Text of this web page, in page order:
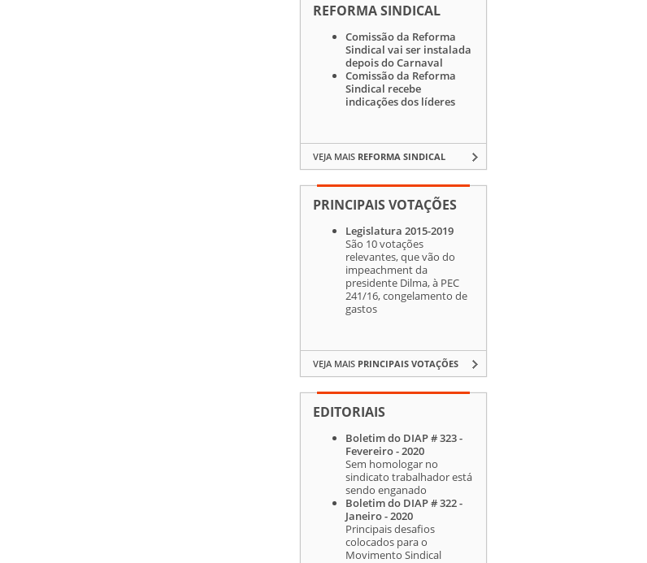
REFORMA SINDICAL
Comissão da Reforma
Sindical vai ser instalada
depois do Carnaval
Comissão da Reforma
Sindical recebe
indicações dos líderes
VEJA MAIS REFORMA SINDICAL
PRINCIPAIS VOTAÇÕES
Legislatura 2015-2019
São 10 votações
relevantes, que vão do
impeachment da
presidente Dilma, à PEC
241/16, congelamento de
gastos
VEJA MAIS PRINCIPAIS VOTAÇÕES
EDITORIAIS
Boletim do DIAP # 323 -
Fevereiro - 2020
Sem homologar no
sindicato trabalhador está
sendo enganado
Boletim do DIAP # 322 -
Janeiro - 2020
Principais desafios
colocados para o
Movimento Sindical